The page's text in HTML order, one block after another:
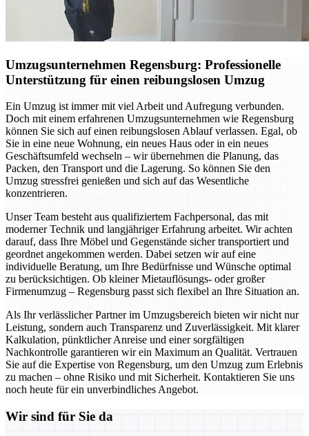
Umzugsunternehmen Regensburg: Professionelle
Unterstützung für einen reibungslosen Umzug
Ein Umzug ist immer mit viel Arbeit und Aufregung verbunden.
Doch mit einem erfahrenen Umzugsunternehmen wie Regensburg
können Sie sich auf einen reibungslosen Ablauf verlassen. Egal, ob
Sie in eine neue Wohnung, ein neues Haus oder in ein neues
Geschäftsumfeld wechseln – wir übernehmen die Planung, das
Packen, den Transport und die Lagerung. So können Sie den
Umzug stressfrei genießen und sich auf das Wesentliche
konzentrieren.
Unser Team besteht aus qualifiziertem Fachpersonal, das mit
moderner Technik und langjähriger Erfahrung arbeitet. Wir achten
darauf, dass Ihre Möbel und Gegenstände sicher transportiert und
geordnet angekommen werden. Dabei setzen wir auf eine
individuelle Beratung, um Ihre Bedürfnisse und Wünsche optimal
zu berücksichtigen. Ob kleiner Mietauflösungs- oder großer
Firmenumzug – Regensburg passt sich flexibel an Ihre Situation an.
Als Ihr verlässlicher Partner im Umzugsbereich bieten wir nicht nur
Leistung, sondern auch Transparenz und Zuverlässigkeit. Mit klarer
Kalkulation, pünktlicher Anreise und einer sorgfältigen
Nachkontrolle garantieren wir ein Maximum an Qualität. Vertrauen
Sie auf die Expertise von Regensburg, um den Umzug zum Erlebnis
zu machen – ohne Risiko und mit Sicherheit. Kontaktieren Sie uns
noch heute für ein unverbindliches Angebot.
Wir sind für Sie da